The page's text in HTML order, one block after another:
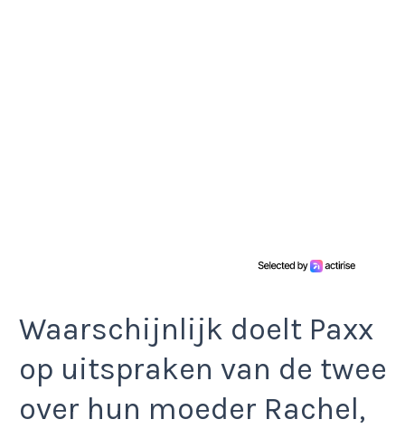
Waarschijnlijk doelt Paxx
op uitspraken van de twee
over hun moeder Rachel,